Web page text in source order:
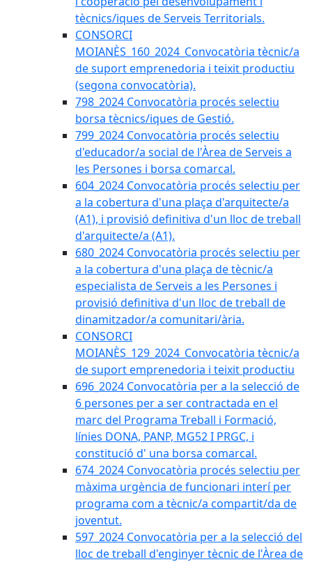
tècnics/iques de Serveis Territorials.
CONSORCI
MOIANÈS_160_2024_Convocatòria tècnic/a
de suport emprenedoria i teixit productiu
(segona convocatòria).
798_2024 Convocatòria procés selectiu
borsa tècnics/iques de Gestió.
799_2024 Convocatòria procés selectiu
d'educador/a social de l'Àrea de Serveis a
les Persones i borsa comarcal.
604_2024 Convocatòria procés selectiu per
a la cobertura d'una plaça d'arquitecte/a
(A1), i provisió definitiva d'un lloc de treball
d'arquitecte/a (A1).
680_2024 Convocatòria procés selectiu per
a la cobertura d'una plaça de tècnic/a
especialista de Serveis a les Persones i
provisió definitiva d'un lloc de treball de
dinamitzador/a comunitari/ària.
CONSORCI
MOIANÈS_129_2024_Convocatòria tècnic/a
de suport emprenedoria i teixit productiu
696_2024 Convocatòria per a la selecció de
6 persones per a ser contractada en el
marc del Programa Treball i Formació,
línies DONA, PANP, MG52 I PRGC, i
constitució d' una borsa comarcal.
674_2024 Convocatòria procés selectiu per
màxima urgència de funcionari interí per
programa com a tècnic/a compartit/da de
joventut.
597_2024 Convocatòria per a la selecció del
lloc de treball d'enginyer tècnic de l'Àrea de